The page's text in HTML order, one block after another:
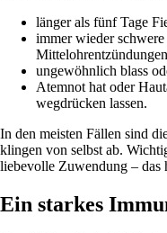
länger als fünf Tage
immer wieder
ungewöhnlich blass
Atemnot hat oder
wegdrücken lassen.
In den meisten Fällen sind
klingen von selbst ab.
liebevolle Zuwendung – das
Ein starkes